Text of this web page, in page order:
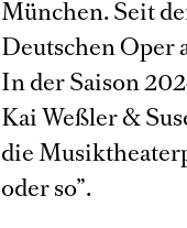
München. Seit
Deutschen Oper
In der Saison
Kai Weßler &
die
oder so”.